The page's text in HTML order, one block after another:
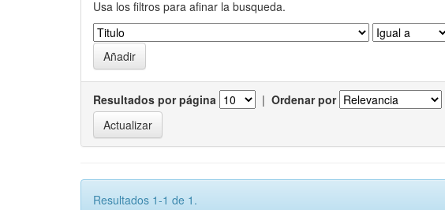
Usa los filtros para afinar la busqueda.
Resultados por página | Ordenar por
Resultados 1-1 de 1.